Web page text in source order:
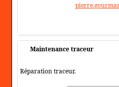
Maintenance traceur
Réparation traceur.